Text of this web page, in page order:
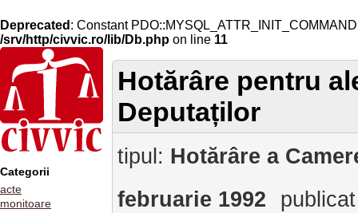
Deprecated : Constant
/srv/http/civvic.ro/lib/Db.php on line 11
Categorii
acte
monitoare
Hotărâre pentru
Deputaților
tipul: Hotărâre a
februarie 1992